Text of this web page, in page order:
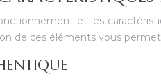
et les
de ces éléments vous